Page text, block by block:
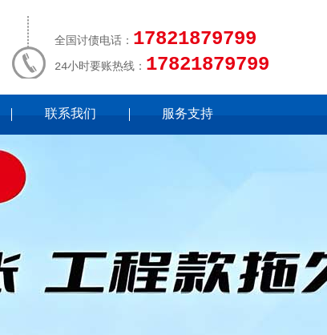
全国讨债电话： 17821879799
24小时要账热线： 17821879799
联系我们 服务支持